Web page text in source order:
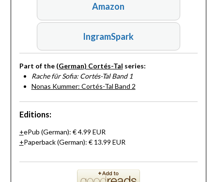
Amazon
IngramSpark
Part of the (German) Cortés-Tal series:
Rache für Sofia: Cortés-Tal Band 1
Nonas Kummer: Cortés-Tal Band 2
Editions:
ePub (German): € 4.99 EUR
Paperback (German): € 13.99 EUR